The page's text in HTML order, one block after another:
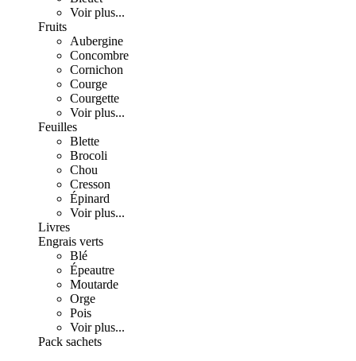
Voir plus...
Fruits
Aubergine
Concombre
Cornichon
Courge
Courgette
Voir plus...
Feuilles
Blette
Brocoli
Chou
Cresson
Épinard
Voir plus...
Livres
Engrais verts
Blé
Épeautre
Moutarde
Orge
Pois
Voir plus...
Pack sachets